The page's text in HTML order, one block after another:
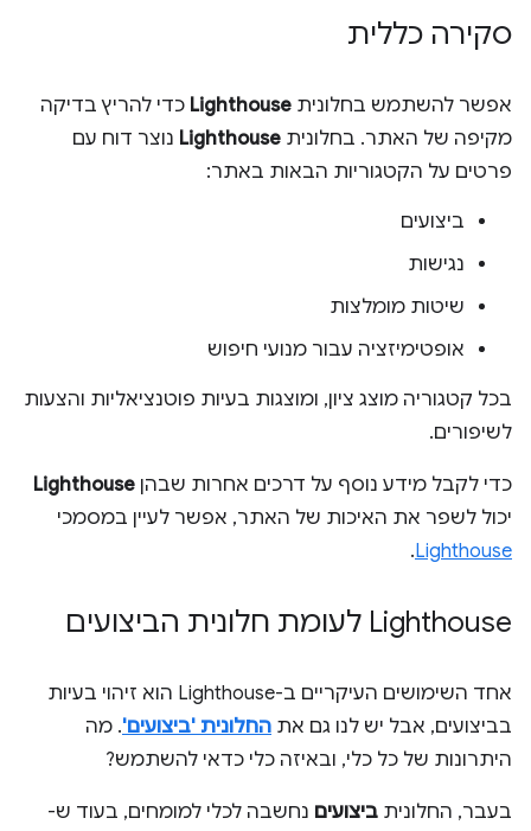
סקירה כללית
אפשר להשתמש בחלונית Lighthouse כדי להריץ בדיקה
מקיפה של האתר. בחלונית Lighthouse נוצר דוח עם
פרטים על הקטגוריות הבאות באתר:
ביצועים
נגישות
שיטות מומלצות
אופטימיזציה עבור מנועי חיפוש
בכל קטגוריה מוצג ציון, ומוצגות בעיות פוטנציאליות והצעות
לשיפורים.
כדי לקבל מידע נוסף על דרכים אחרות שבהן Lighthouse
יכול לשפר את האיכות של האתר, אפשר לעיין במסמכי
Lighthouse
.
Lighthouse לעומת חלונית הביצועים
אחד השימושים העיקריים ב-Lighthouse הוא זיהוי בעיות
בביצועים, אבל יש לנו גם את החלונית 'ביצועים'. מה
היתרונות של כל כלי, ובאיזה כלי כדאי להשתמש?
בעבר, החלונית ביצועים נחשבה לכלי למומחים, בעוד ש-